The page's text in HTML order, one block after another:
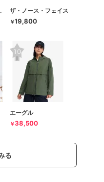
アーズ ザ・ノース・フェイス
￥19,800
エーグル
￥38,500
る